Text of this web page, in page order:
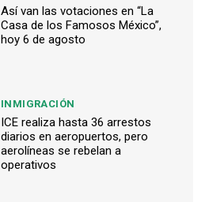
Así van las votaciones en “La
Casa de los Famosos México”,
hoy 6 de agosto
INMIGRACIÓN
ICE realiza hasta 36 arrestos
diarios en aeropuertos, pero
aerolíneas se rebelan a
operativos